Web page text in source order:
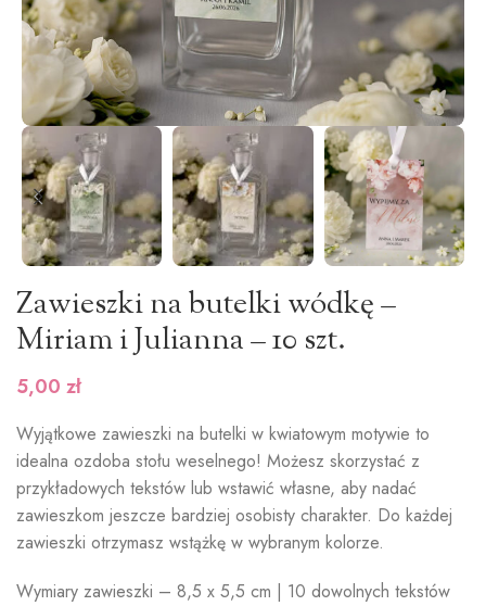
Zawieszki na butelki wódkę –
Miriam i Julianna – 10 szt.
5,00 zł
Wyjątkowe zawieszki na butelki w kwiatowym motywie to
idealna ozdoba stołu weselnego! Możesz skorzystać z
przykładowych tekstów lub wstawić własne, aby nadać
zawieszkom jeszcze bardziej osobisty charakter. Do każdej
zawieszki otrzymasz wstążkę w wybranym kolorze.
Wymiary zawieszki – 8,5 x 5,5 cm | 10 dowolnych tekstów